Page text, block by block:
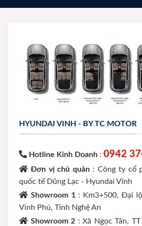
HYUNDAI VINH - BY TC MOTOR
Hotline Kinh Doanh : 0942
Đơn vị chủ quản : Công ty cổ
quốc tế Dũng Lạc - Hyundai Vinh
Showroom 1 : Km3+500, Đại
Vinh Phú, Tỉnh Nghệ An
Showroom 2 : Xã Ngọc Tân,